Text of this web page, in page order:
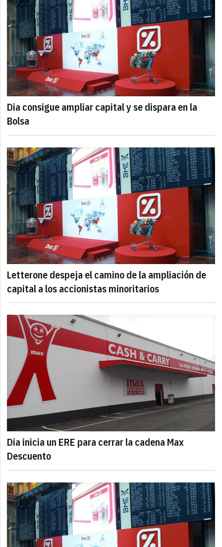
Dia consigue ampliar capital y se dispara en la
Bolsa
Letterone despeja el camino de la ampliación de
capital a los accionistas minoritarios
Dia inicia un ERE para cerrar la cadena Max
Descuento